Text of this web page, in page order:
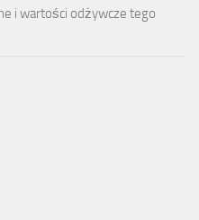
i wartości odżywcze tego